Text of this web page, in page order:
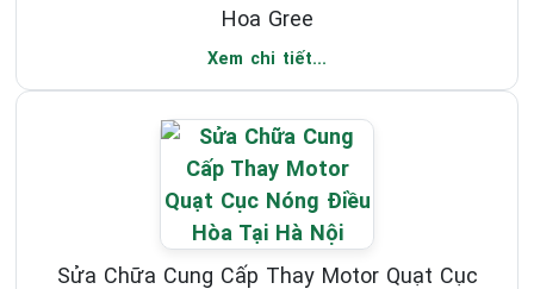
Hoa Gree
Xem chi tiết...
Sửa Chữa Cung Cấp Thay Motor Quạt Cục